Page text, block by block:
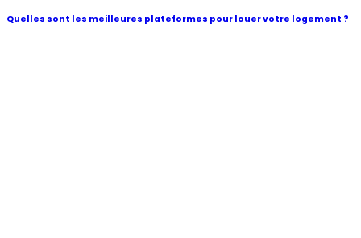
Quelles sont les meilleures plateformes pour louer votre logement ?